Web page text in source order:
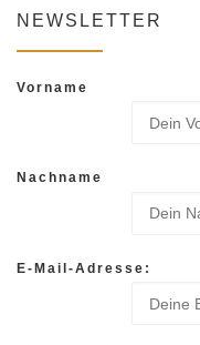
NEWSLETTER
Vorname
Nachname
E-Mail-Adresse: